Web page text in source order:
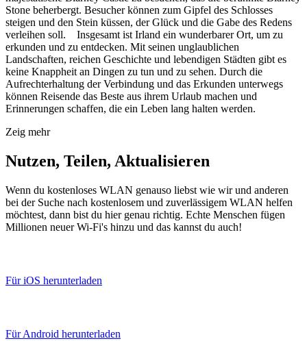
Stone beherbergt. Besucher können zum Gipfel des Schlosses
steigen und den Stein küssen, der Glück und die Gabe des Redens
verleihen soll. Insgesamt ist Irland ein wunderbarer Ort, um zu
erkunden und zu entdecken. Mit seinen unglaublichen
Landschaften, reichen Geschichte und lebendigen Städten gibt es
keine Knappheit an Dingen zu tun und zu sehen. Durch die
Aufrechterhaltung der Verbindung und das Erkunden unterwegs
können Reisende das Beste aus ihrem Urlaub machen und
Erinnerungen schaffen, die ein Leben lang halten werden.
Zeig mehr
Nutzen, Teilen, Aktualisieren
Wenn du kostenloses WLAN genauso liebst wie wir und anderen
bei der Suche nach kostenlosem und zuverlässigem WLAN helfen
möchtest, dann bist du hier genau richtig. Echte Menschen fügen
Millionen neuer Wi-Fi's hinzu und das kannst du auch!
Für iOS herunterladen
Für Android herunterladen